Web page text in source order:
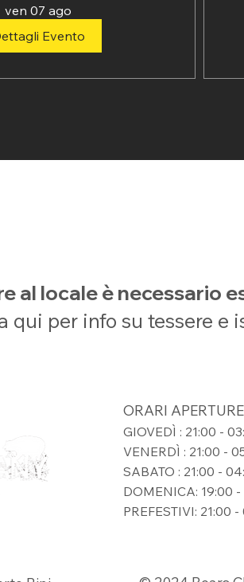
ven 07 ago
Evento
al locale è necessario
qui per info su tessere e
ORARI APERTURE
GIOVEDÌ : 21:00 -
VENERDÌ : 21:00 -
SABATO : 21:00 -
DOMENICA: 19:00
PREFESTIVI: 21:00